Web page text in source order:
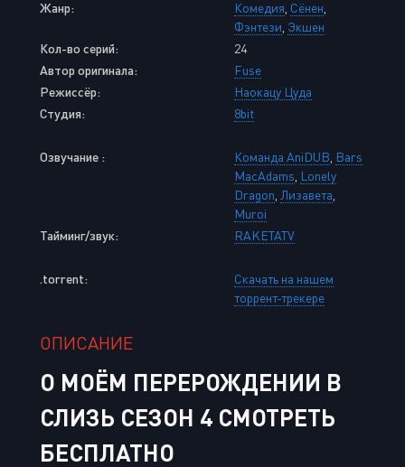
Жанр: Комедия Сёнен
Фэнтези Экшен
Кол-во серий:
24
Автор оригинала:
Fuse
Режиссёр:
Наокацу Цуда
Студия:
8bit
Озвучание : Команда AniDUB Bars
MacAdams Lonely
Dragon Лизавета
Muroi
Тайминг/звук:
RAKETATV
.torrent:
Скачать на нашем
торрент-трекере
ОПИСАНИЕ
О МОЁМ ПЕРЕРОЖДЕНИИ В
СЛИЗЬ СЕЗОН 4 СМОТРЕТЬ
БЕСПЛАТНО